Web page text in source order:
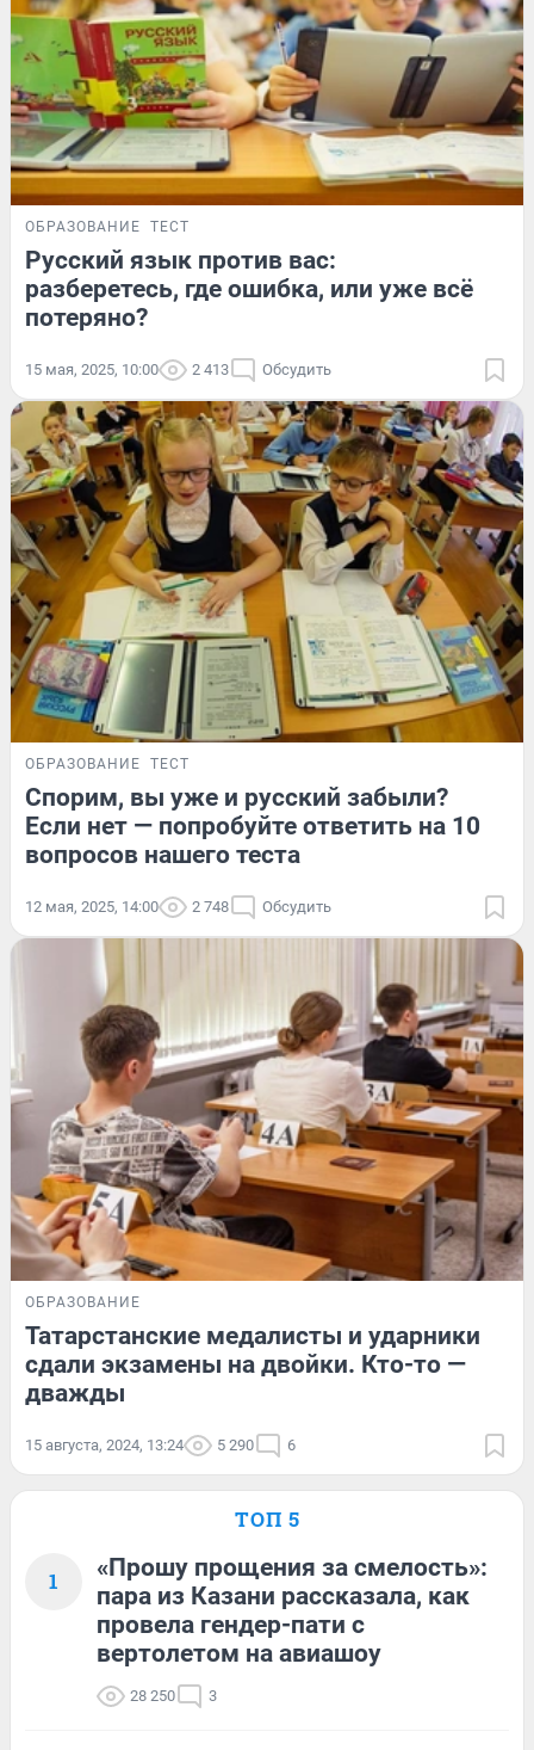
ОБРАЗОВАНИЕ ТЕСТ
Русский язык против вас:
разберетесь, где ошибка, или уже всё
потеряно?
15 мая, 2025, 10:00 2 413 Обсудить
ОБРАЗОВАНИЕ ТЕСТ
Спорим, вы уже и русский забыли?
Если нет — попробуйте ответить на 10
вопросов нашего теста
12 мая, 2025, 14:00 2 748 Обсудить
ОБРАЗОВАНИЕ
Татарстанские медалисты и ударники
сдали экзамены на двойки. Кто-то —
дважды
15 августа, 2024, 13:24 5 290 6
ТОП 5
1
«Прошу прощения за смелость»:
пара из Казани рассказала, как
провела гендер-пати с
вертолетом на авиашоу
28 250 3